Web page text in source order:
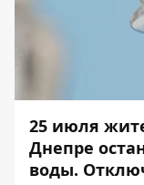
25 июля
Днепре
воды.